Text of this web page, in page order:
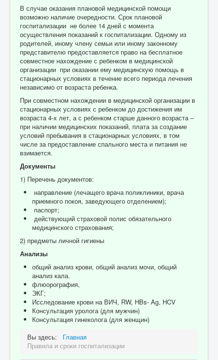
В случае оказания плановой медицинской помощи
возможно наличие очередности. Срок плановой
госпитализации не более 14 дней с момента
осуществления показаний к госпитализации. Одному из
родителей, иному члену семьи или иному законному
представителю предоставляется право на бесплатное
совместное нахождение с ребенком в медицинской
организации при оказании ему медицинскую помощь в
стационарных условиях в течение всего периода лечения
независимо от возраста ребенка.
При совместном нахождении в медицинской организации в
стационарных условиях с ребенком до достижения им
возраста 4-х лет, а с ребенком старше данного возраста –
при наличии медицинских показаний, плата за создание
условий пребывания в стационарных условиях, в том
числе за предоставление спального места и питания не
взимается.
Документы
1) Перечень документов:
направление (лечащего врача поликлиники, врача
приемного покоя, заведующего отделением);
паспорт;
действующий страховой полис обязательного
медицинского страхования;
2) предметы личной гигиены
Анализы
общий анализ крови, общий анализ мочи, общий
анализ кала.
флюорография,
ЭКГ;
Исследование крови на ВИЧ, RW, HBs- Ag, HCV
Консультация уролога (для мужчин)
Консультация гинеколога (для женщин)
Вы здесь:
Главная
Правила и сроки госпитализации